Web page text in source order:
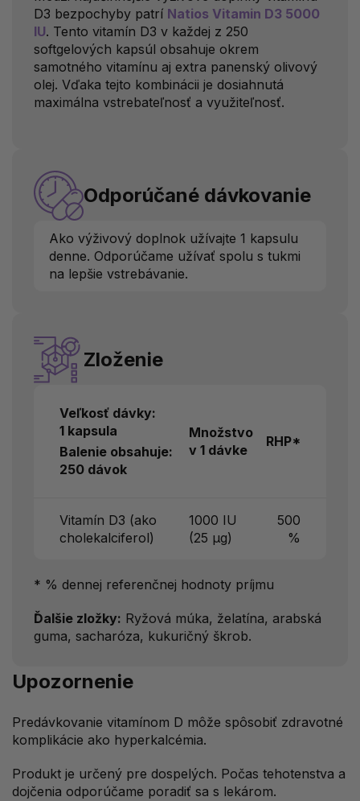
D3 bezpochyby patrí Natios Vitamin D3 5000
IU. Tento vitamín D3 v každej z 250
softgelových kapsúl obsahuje okrem
samotného vitamínu aj extra panenský olivový
olej. Vďaka tejto kombinácii je dosiahnutá
maximálna vstrebateľnosť a využiteľnosť.
Odporúčané dávkovanie
Ako výživový doplnok užívajte 1 kapsulu
denne. Odporúčame užívať spolu s tukmi
na lepšie vstrebávanie.
Zloženie
Veľkosť dávky:
1 kapsula
Balenie obsahuje:
250 dávok
Množstvo
v 1 dávke
RHP*
Vitamín D3 (ako
cholekalciferol)
1000 IU
(25 μg)
500
%
* % dennej referenčnej hodnoty príjmu
Ďalšie zložky: Ryžová múka, želatína, arabská
guma, sacharóza, kukuričný škrob.
Upozornenie
Predávkovanie vitamínom D môže spôsobiť zdravotné
komplikácie ako hyperkalcémia.
Produkt je určený pre dospelých. Počas tehotenstva a
dojčenia odporúčame poradiť sa s lekárom.